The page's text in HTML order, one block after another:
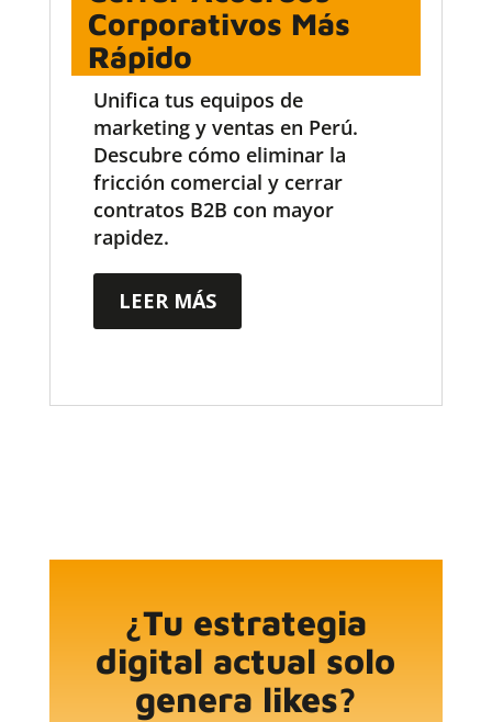
Corporativos Más
Rápido
Unifica tus equipos de
marketing y ventas en Perú.
Descubre cómo eliminar la
fricción comercial y cerrar
contratos B2B con mayor
rapidez.
LEER MÁS
¿Tu estrategia
digital actual solo
genera likes?